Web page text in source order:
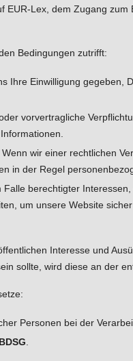
EUR-Lex, dem Zugang zum
Bedingungen zutrifft:
Ihre Einwilligung
vorvertragliche
wir einer rechtlichen
in der Regel
Falle berechtigter
um unsere Website
Interesse und
sollte, wird diese an der
Personen bei der
BDSG